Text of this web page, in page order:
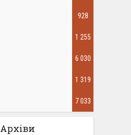
928
1 255
6 030
1 319
7 033
Архіви